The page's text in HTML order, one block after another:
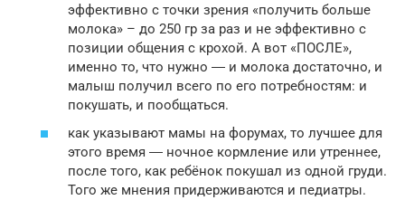
эффективно с точки зрения «получить больше
молока» – до 250 гр за раз и не эффективно с
позиции общения с крохой. А вот «ПОСЛЕ»,
именно то, что нужно ― и молока достаточно, и
малыш получил всего по его потребностям: и
покушать, и пообщаться.
как указывают мамы на форумах, то лучшее для
этого время ― ночное кормление или утреннее,
после того, как ребёнок покушал из одной груди.
Того же мнения придерживаются и педиатры.